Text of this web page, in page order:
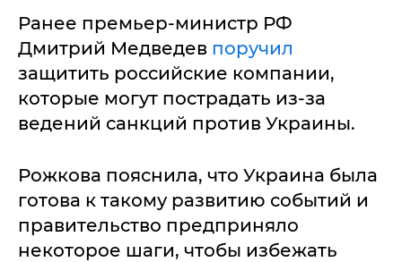
Ранее премьер-министр РФ
Дмитрий Медведев поручил
защитить российские компании,
которые могут пострадать из-за
ведений санкций против Украины.
Рожкова пояснила, что Украина была
готова к такому развитию событий и
правительство предприняло
некоторое шаги, чтобы избежать